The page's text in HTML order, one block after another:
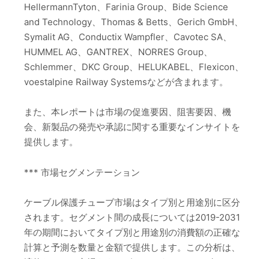
HellermannTyton、Farinia Group、Bide Science
and Technology、Thomas & Betts、Gerich GmbH、
Symalit AG、Conductix Wampfler、Cavotec SA、
HUMMEL AG、GANTREX、NORRES Group、
Schlemmer、DKC Group、HELUKABEL、Flexicon、
voestalpine Railway Systemsなどが含まれます。
また、本レポートは市場の促進要因、阻害要因、機
会、新製品の発売や承認に関する重要なインサイトを
提供します。
*** 市場セグメンテーション
ケーブル保護チューブ市場はタイプ別と用途別に区分
されます。セグメント間の成長については2019-2031
年の期間においてタイプ別と用途別の消費額の正確な
計算と予測を数量と金額で提供します。この分析は、